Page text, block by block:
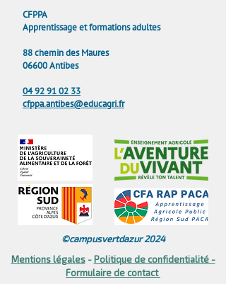
CFPPA
Apprentissage et formations adultes
88 chemin des Maures
06600 Antibes
04 92 91 02 33
cfppa.antibes@educagri.fr
©campusvertdazur 2024
Mentions légales​ - Politique de confidentialité -
Formulaire de contact